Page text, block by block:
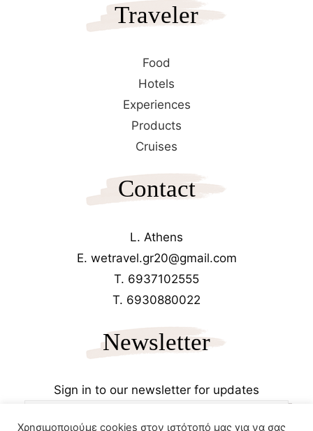
Traveler
Food
Hotels
Experiences
Products
Cruises
Contact
L. Athens
E. wetravel.gr20@gmail.com
T. 6937102555
T. 6930880022
Newsletter
Sign in to our newsletter for updates
Χρησιμοποιούμε cookies στον ιστότοπό μας για να σας